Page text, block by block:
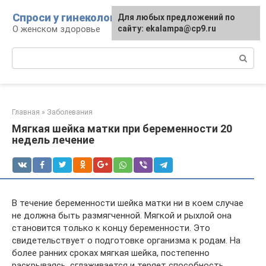
контенту
Спроси у гинеколога
О женском здоровье
Главная » Заболевания
Мягкая шейка матки при беременности 20
недель лечение
В течение беременности шейка матки ни в коем случае
не должна быть размягченной. Мягкой и рыхлой она
становится только к концу беременности. Это
свидетельствует о подготовке организма к родам. На
более ранних сроках мягкая шейка, постепенно
Для любых предложений по
сайту: ekalampa@cp9.ru